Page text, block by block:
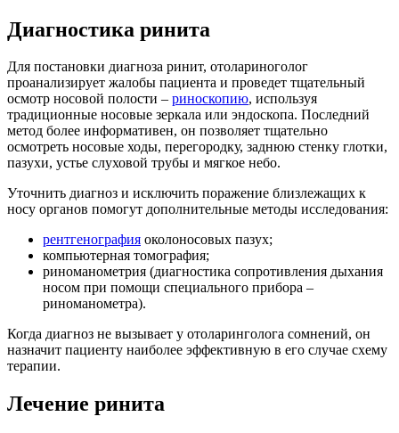
Диагностика ринита
Для постановки диагноза ринит, отолариноголог
проанализирует жалобы пациента и проведет тщательный
осмотр носовой полости – риноскопию, используя
традиционные носовые зеркала или эндоскопа. Последний
метод более информативен, он позволяет тщательно
осмотреть носовые ходы, перегородку, заднюю стенку глотки,
пазухи, устье слуховой трубы и мягкое небо.
Уточнить диагноз и исключить поражение близлежащих к
носу органов помогут дополнительные методы исследования:
рентгенография околоносовых пазух;
компьютерная томография;
риноманометрия (диагностика сопротивления дыхания
носом при помощи специального прибора –
риноманометра).
Когда диагноз не вызывает у отоларинголога сомнений, он
назначит пациенту наиболее эффективную в его случае схему
терапии.
Лечение ринита